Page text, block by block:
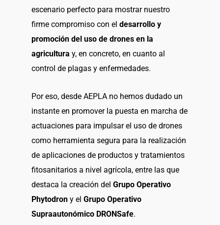
escenario perfecto para mostrar nuestro
firme compromiso con el desarrollo y
promoción del uso de drones en la
agricultura y, en concreto, en cuanto al
control de plagas y enfermedades.
Por eso, desde AEPLA no hemos dudado un
instante en promover la puesta en marcha de
actuaciones para impulsar el uso de drones
como herramienta segura para la realización
de aplicaciones de productos y tratamientos
fitosanitarios a nivel agrícola, entre las que
destaca la creación del Grupo Operativo
Phytodron y el Grupo Operativo
Supraautonómico DRONSafe.